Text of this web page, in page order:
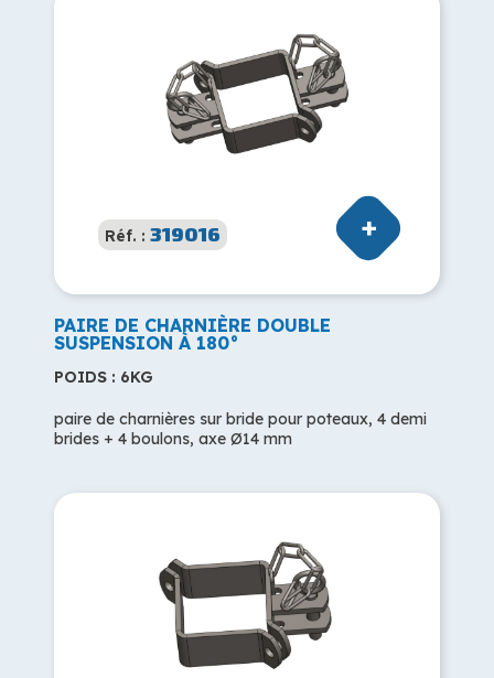
Réf. : 319016
PAIRE DE CHARNIÈRE DOUBLE
SUSPENSION À 180°
POIDS : 6KG
paire de charnières sur bride pour poteaux, 4 demi
brides + 4 boulons, axe Ø14 mm